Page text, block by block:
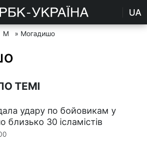
UA
М » Могадишо
ТЕМІ
удару по бойовикам у
близько 30 ісламістів